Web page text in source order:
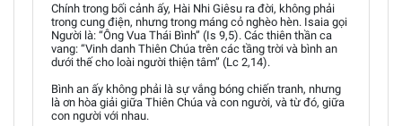
Chính trong bối cảnh ấy, Hài Nhi Giêsu ra đời, không phải
trong cung điện, nhưng trong máng cỏ nghèo hèn. Isaia gọi
Người là: “Ông Vua Thái Bình” (Is 9,5). Các thiên thần ca
vang: “Vinh danh Thiên Chúa trên các tầng trời và bình an
dưới thế cho loài người thiện tâm” (Lc 2,14).
Bình an ấy không phải là sự vắng bóng chiến tranh, nhưng
là ơn hòa giải giữa Thiên Chúa và con người, và từ đó, giữa
con người với nhau.